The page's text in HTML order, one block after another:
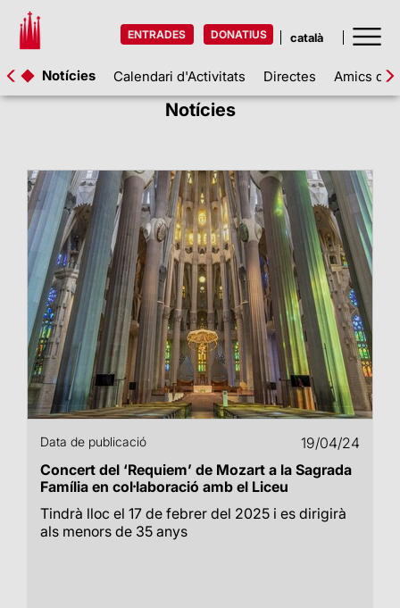
ENTRADES DONATIUS
Notícies Calendari d'Activitats Directes Amics de
Notícies
Data de publicació
19/04/24
Concert del ‘Requiem’ de Mozart a la Sagrada
Família en col·laboració amb el Liceu
Tindrà lloc el 17 de febrer del 2025 i es dirigirà
als menors de 35 anys